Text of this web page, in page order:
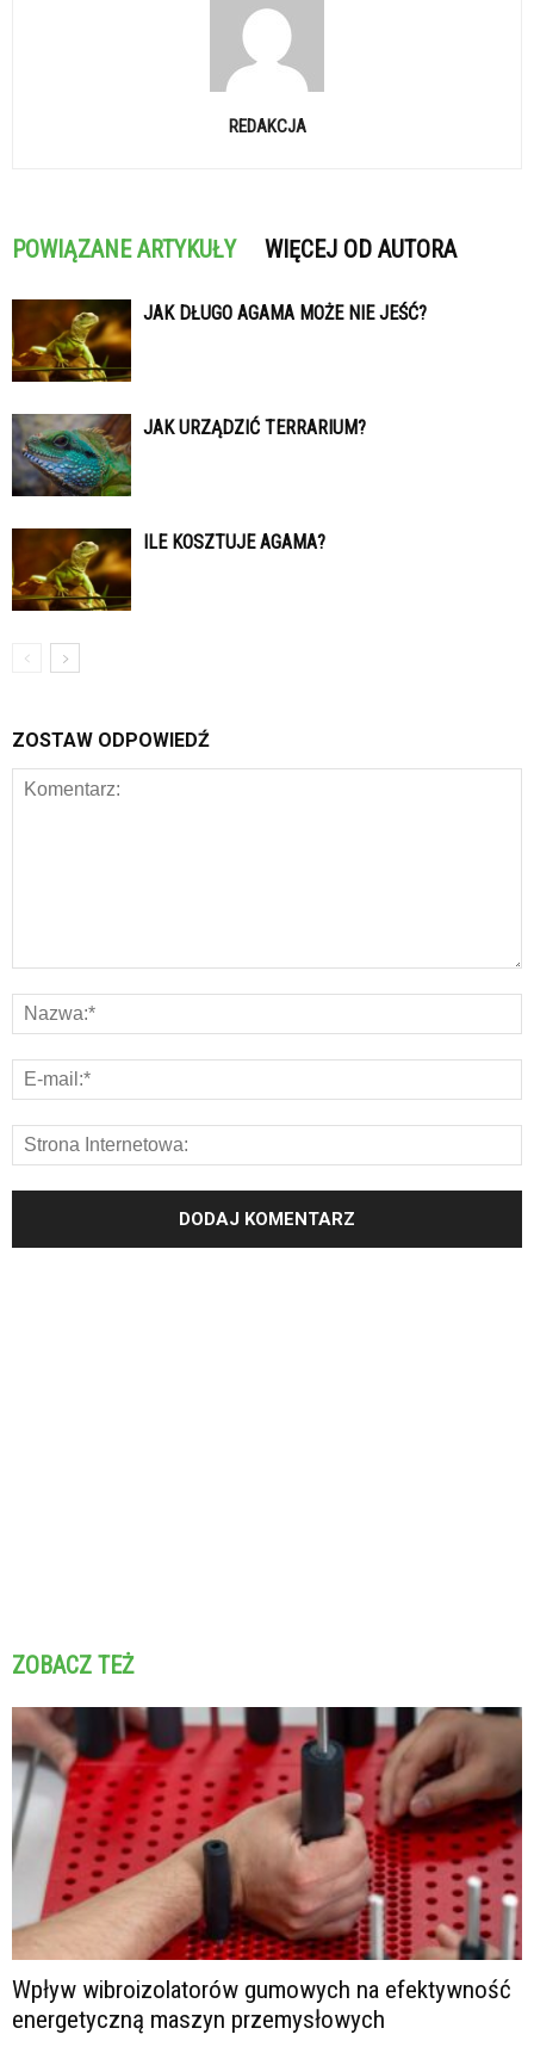
REDAKCJA
POWIĄZANE ARTYKUŁY WIĘCEJ OD AUTORA
JAK DŁUGO AGAMA MOŻE NIE JEŚĆ?
JAK URZĄDZIĆ TERRARIUM?
ILE KOSZTUJE AGAMA?
ZOSTAW ODPOWIEDŹ
ZOBACZ TEŻ
Wpływ wibroizolatorów gumowych na efektywność
energetyczną maszyn przemysłowych